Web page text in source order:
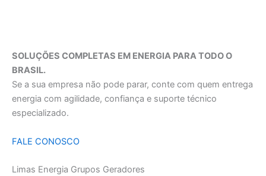
SOLUÇÕES COMPLETAS EM ENERGIA PARA TODO O
BRASIL.
Se a sua empresa não pode parar, conte com quem entrega
energia com agilidade, confiança e suporte técnico
especializado.
FALE CONOSCO
Limas Energia Grupos Geradores